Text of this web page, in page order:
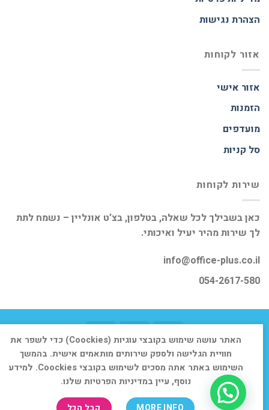
הצהרת נגישות
אזור לקוחות
אזור אישי
הזמנות
מועדפים
סל קניות
שירות לקוחות
כאן בשבילך לכל שאלה, בטלפון, בצ’ט אונליין – נשמח לתת
לך שירות מהיר יעיל ואיכותי.
info@office-plus.co.il
054-2617-580
דף הבית אודות חנות יצירת קשר
כל הזכויות שמורות 2026 © אופיס פלוס
האתר עושה שימוש בקובצי עוגיות (Coockies) כדי לשפר את
חוויית הגלישה ולספק שירותים מותאמים אישית. בהמשך
השימוש באתר אתה מסכים לשימוש בקובצי Coockies. למידע
נוסף, עיין במדיניות הפרטיות שלנו.